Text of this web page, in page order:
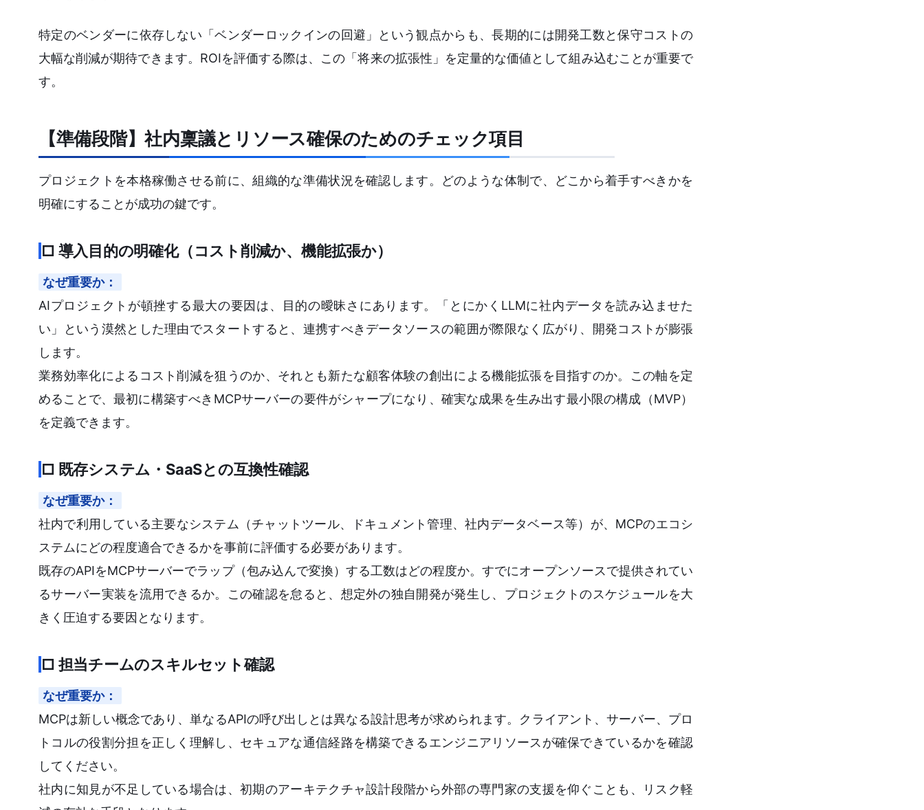
特定のベンダーに依存しない「ベンダーロックインの回避」という観点からも、長期的には開発工数と保守コストの
大幅な削減が期待できます。ROIを評価する際は、この「将来の拡張性」を定量的な価値として組み込むことが重要で
す。
【準備段階】社内稟議とリソース確保のためのチェック項目
プロジェクトを本格稼働させる前に、組織的な準備状況を確認します。どのような体制で、どこから着手すべきかを
明確にすることが成功の鍵です。
□ 導入目的の明確化（コスト削減か、機能拡張か）
なぜ重要か：
AIプロジェクトが頓挫する最大の要因は、目的の曖昧さにあります。「とにかくLLMに社内データを読み込ませた
い」という漠然とした理由でスタートすると、連携すべきデータソースの範囲が際限なく広がり、開発コストが膨張
します。
業務効率化によるコスト削減を狙うのか、それとも新たな顧客体験の創出による機能拡張を目指すのか。この軸を定
めることで、最初に構築すべきMCPサーバーの要件がシャープになり、確実な成果を生み出す最小限の構成（MVP）
を定義できます。
□ 既存システム・SaaSとの互換性確認
なぜ重要か：
社内で利用している主要なシステム（チャットツール、ドキュメント管理、社内データベース等）が、MCPのエコシ
ステムにどの程度適合できるかを事前に評価する必要があります。
既存のAPIをMCPサーバーでラップ（包み込んで変換）する工数はどの程度か。すでにオープンソースで提供されてい
るサーバー実装を流用できるか。この確認を怠ると、想定外の独自開発が発生し、プロジェクトのスケジュールを大
きく圧迫する要因となります。
□ 担当チームのスキルセット確認
なぜ重要か：
MCPは新しい概念であり、単なるAPIの呼び出しとは異なる設計思考が求められます。クライアント、サーバー、プロ
トコルの役割分担を正しく理解し、セキュアな通信経路を構築できるエンジニアリソースが確保できているかを確認
してください。
社内に知見が不足している場合は、初期のアーキテクチャ設計段階から外部の専門家の支援を仰ぐことも、リスク軽